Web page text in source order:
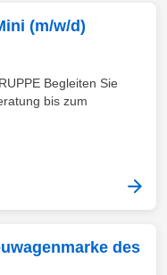
(m/w/d)
Begleiten Sie
bis zum
des